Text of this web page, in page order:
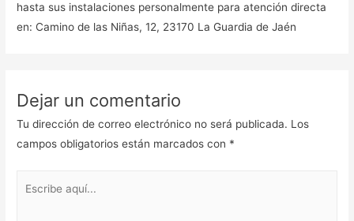
hasta sus instalaciones personalmente para atención directa
en: Camino de las Niñas, 12, 23170 La Guardia de Jaén
Dejar un comentario
Tu dirección de correo electrónico no será publicada. Los
campos obligatorios están marcados con *